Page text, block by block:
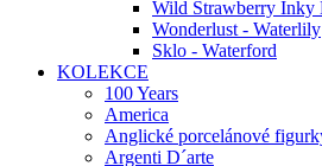
Wild Strawberry Inky
Wonderlust - Waterlily
Sklo - Waterford
KOLEKCE
100 Years
America
Anglické porcelánové
Argenti D´arte